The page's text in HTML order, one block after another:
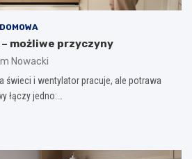
możliwe przyczyny
Nowacki
świeci i wentylator pracuje, ale potrawa
łączy jedno:…